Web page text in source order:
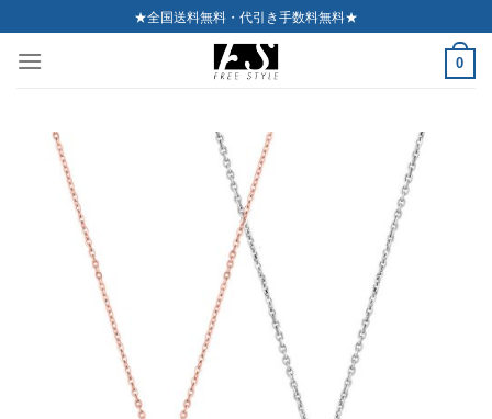
to
content
★全国送料無料・代引き手数料無料★
0